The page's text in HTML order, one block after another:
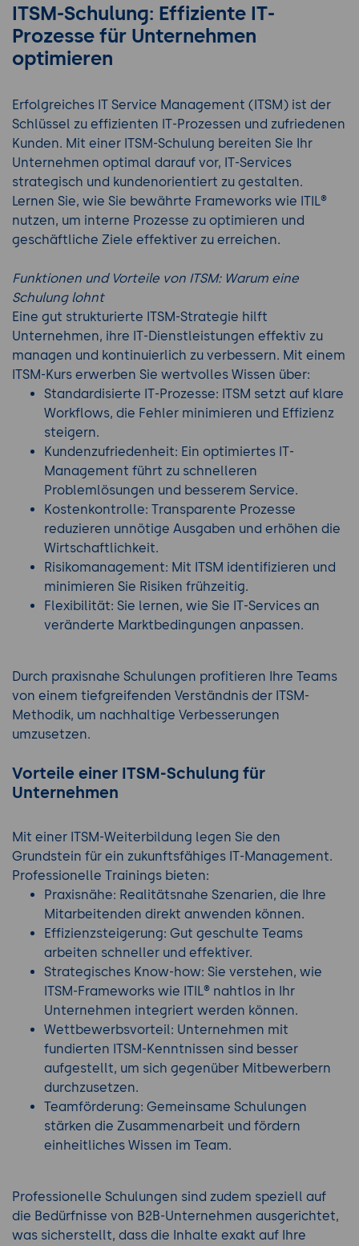
ITSM-Schulung: Effiziente IT-
Prozesse für Unternehmen
optimieren
Erfolgreiches IT Service Management (ITSM) ist der
Schlüssel zu effizienten IT-Prozessen und zufriedenen
Kunden. Mit einer ITSM-Schulung bereiten Sie Ihr
Unternehmen optimal darauf vor, IT-Services
strategisch und kundenorientiert zu gestalten.
Lernen Sie, wie Sie bewährte Frameworks wie ITIL®
nutzen, um interne Prozesse zu optimieren und
geschäftliche Ziele effektiver zu erreichen.
Funktionen und Vorteile von ITSM: Warum eine
Schulung lohnt
Eine gut strukturierte ITSM-Strategie hilft
Unternehmen, ihre IT-Dienstleistungen effektiv zu
managen und kontinuierlich zu verbessern. Mit einem
ITSM-Kurs erwerben Sie wertvolles Wissen über:
Standardisierte IT-Prozesse: ITSM setzt auf klare
Workflows, die Fehler minimieren und Effizienz
steigern.
Kundenzufriedenheit: Ein optimiertes IT-
Management führt zu schnelleren
Problemlösungen und besserem Service.
Kostenkontrolle: Transparente Prozesse
reduzieren unnötige Ausgaben und erhöhen die
Wirtschaftlichkeit.
Risikomanagement: Mit ITSM identifizieren und
minimieren Sie Risiken frühzeitig.
Flexibilität: Sie lernen, wie Sie IT-Services an
veränderte Marktbedingungen anpassen.
Durch praxisnahe Schulungen profitieren Ihre Teams
von einem tiefgreifenden Verständnis der ITSM-
Methodik, um nachhaltige Verbesserungen
umzusetzen.
Vorteile einer ITSM-Schulung für
Unternehmen
Mit einer ITSM-Weiterbildung legen Sie den
Grundstein für ein zukunftsfähiges IT-Management.
Professionelle Trainings bieten:
Praxisnähe: Realitätsnahe Szenarien, die Ihre
Mitarbeitenden direkt anwenden können.
Effizienzsteigerung: Gut geschulte Teams
arbeiten schneller und effektiver.
Strategisches Know-how: Sie verstehen, wie
ITSM-Frameworks wie ITIL® nahtlos in Ihr
Unternehmen integriert werden können.
Wettbewerbsvorteil: Unternehmen mit
fundierten ITSM-Kenntnissen sind besser
aufgestellt, um sich gegenüber Mitbewerbern
durchzusetzen.
Teamförderung: Gemeinsame Schulungen
stärken die Zusammenarbeit und fördern
einheitliches Wissen im Team.
Professionelle Schulungen sind zudem speziell auf
die Bedürfnisse von B2B-Unternehmen ausgerichtet,
was sicherstellt, dass die Inhalte exakt auf Ihre